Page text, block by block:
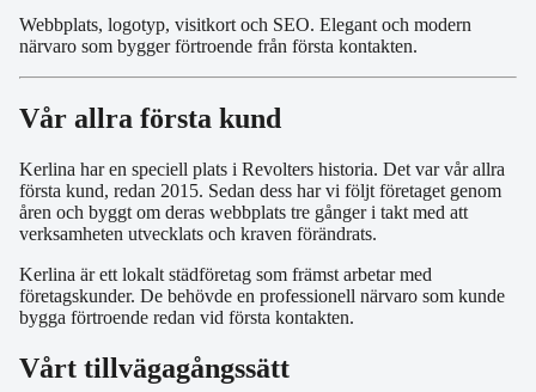
Webbplats, logotyp, visitkort och SEO. Elegant och modern
närvaro som bygger förtroende från första kontakten.
Vår allra första kund
Kerlina har en speciell plats i Revolters historia. Det var vår allra
första kund, redan 2015. Sedan dess har vi följt företaget genom
åren och byggt om deras webbplats tre gånger i takt med att
verksamheten utvecklats och kraven förändrats.
Kerlina är ett lokalt städföretag som främst arbetar med
företagskunder. De behövde en professionell närvaro som kunde
bygga förtroende redan vid första kontakten.
Vårt tillvägagångssätt